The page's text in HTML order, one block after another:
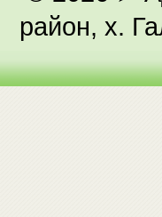
район, х.